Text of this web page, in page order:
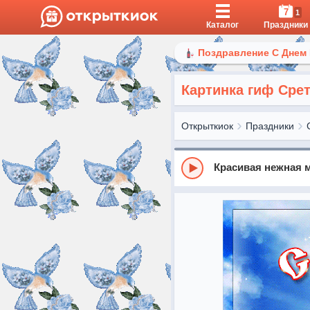
Каталог
7 1
Праздники
Поздравление С
Картинка гиф
Открыткиок Праздники
Красивая нежная